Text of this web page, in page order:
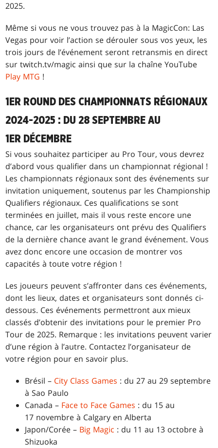
2025.
Même si vous ne vous trouvez pas à la MagicCon: Las
Vegas pour voir l’action se dérouler sous vos yeux, les
trois jours de l’événement seront retransmis en direct
sur twitch.tv/magic ainsi que sur la chaîne YouTube
Play MTG !
1ER ROUND DES CHAMPIONNATS RÉGIONAUX
2024-2025 : DU 28 SEPTEMBRE AU
1ER DÉCEMBRE
Si vous souhaitez participer au Pro Tour, vous devrez
d’abord vous qualifier dans un championnat régional !
Les championnats régionaux sont des événements sur
invitation uniquement, soutenus par les Championship
Qualifiers régionaux. Ces qualifications se sont
terminées en juillet, mais il vous reste encore une
chance, car les organisateurs ont prévu des Qualifiers
de la dernière chance avant le grand événement. Vous
avez donc encore une occasion de montrer vos
capacités à toute votre région !
Les joueurs peuvent s’affronter dans ces événements,
dont les lieux, dates et organisateurs sont donnés ci-
dessous. Ces événements permettront aux mieux
classés d’obtenir des invitations pour le premier Pro
Tour de 2025. Remarque : les invitations peuvent varier
d’une région à l’autre. Contactez l’organisateur de
votre région pour en savoir plus.
Brésil – City Class Games : du 27 au 29 septembre
à Sao Paulo
Canada – Face to Face Games : du 15 au
17 novembre à Calgary en Alberta
Japon/Corée – Big Magic : du 11 au 13 octobre à
Shizuoka